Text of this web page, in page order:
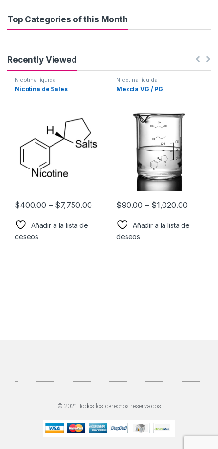
Top Categories of this Month
Recently Viewed
Nicotina líquida
Nicotina de Sales
$400.00 – $7,750.00
Añadir a la lista de
deseos
Nicotina líquida
Mezcla VG / PG
$90.00 – $1,020.00
Añadir a la lista de
deseos
© 2021 Todos los derechos reservados